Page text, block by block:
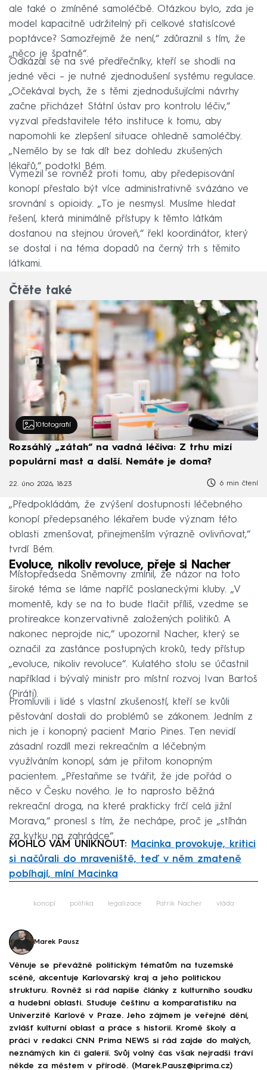
ale také o zmíněné samoléčbě. Otázkou bylo, zda je
model kapacitně udržitelný při celkové statisícové
poptávce? Samozřejmě že není,“ zdůraznil s tím, že
„něco je špatně“.
Odkázal se na své předřečníky, kteří se shodli na
jedné věci – je nutné zjednodušení systému regulace.
„Očekával bych, že s těmi zjednodušujícími návrhy
začne přicházet Státní ústav pro kontrolu léčiv,“
vyzval představitele této instituce k tomu, aby
napomohli ke zlepšení situace ohledně samoléčby.
„Nemělo by se tak dít bez dohledu zkušených
lékařů,“ podotkl Bém.
Vymezil se rovněž proti tomu, aby předepisování
konopí přestalo být více administrativně svázáno ve
srovnání s opioidy. „To je nesmysl. Musíme hledat
řešení, která minimálně přístupy k těmto látkám
dostanou na stejnou úroveň,“ řekl koordinátor, který
se dostal i na téma dopadů na černý trh s těmito
látkami.
Čtěte také
10 fotografií
Rozsáhlý „zátah“ na vadná léčiva: Z trhu mizí
populární mast a další. Nemáte je doma?
22. úno 2026, 18:23 6 min čtení
„Předpokládám, že zvýšení dostupnosti léčebného
konopí předepsaného lékařem bude význam této
oblasti zmenšovat, přinejmenším výrazně ovlivňovat,“
tvrdí Bém.
Evoluce, nikoliv revoluce, přeje si Nacher
Místopředseda Sněmovny zmínil, že názor na toto
široké téma se láme napříč poslaneckými kluby. „V
momentě, kdy se na to bude tlačit příliš, vzedme se
protireakce konzervativně založených politiků. A
nakonec neprojde nic,“ upozornil Nacher, který se
označil za zastánce postupných kroků, tedy přístup
„evoluce, nikoliv revoluce“. Kulatého stolu se účastnil
například i bývalý ministr pro místní rozvoj Ivan Bartoš
(Piráti).
Promluvili i lidé s vlastní zkušeností, kteří se kvůli
pěstování dostali do problémů se zákonem. Jedním z
nich je i konopný pacient Mario Pines. Ten nevidí
zásadní rozdíl mezi rekreačním a léčebným
využíváním konopí, sám je přitom konopným
pacientem. „Přestaňme se tvářit, že jde pořád o
něco v Česku nového. Je to naprosto běžná
rekreační droga, na které prakticky frčí celá jižní
Morava,“ pronesl s tím, že nechápe, proč je „stíhán
za kytku na zahrádce“.
MOHLO VÁM UNIKNOUT:
Macinka provokuje, kritici
si načůrali do mraveniště, teď v něm zmateně
pobíhají, míní Macinka
konopí politika legalizace Patrik Nacher vláda
Marek Pausz
Věnuje se převážně politickým tématům na tuzemské
scéně, akcentuje Karlovarský kraj a jeho politickou
strukturu. Rovněž si rád napíše články z kulturního soudku
a hudební oblasti. Studuje češtinu a komparatistiku na
Univerzitě Karlově v Praze. Jeho zájmem je veřejné dění,
zvlášť kulturní oblast a práce s historií. Kromě školy a
práci v redakci CNN Prima NEWS si rád zajde do malých,
neznámých kin či galerií. Svůj volný čas však nejradši tráví
někde za městem v přírodě. (Marek.Pausz@iprima.cz)